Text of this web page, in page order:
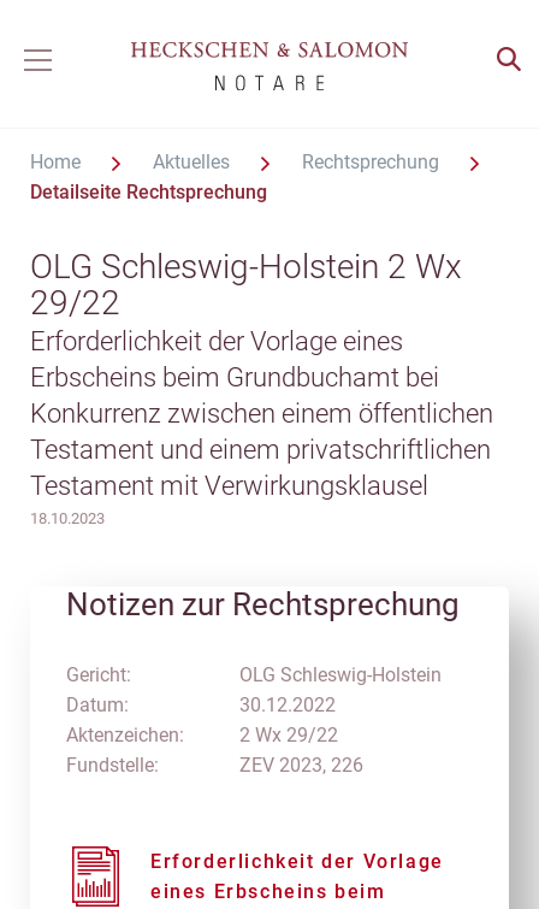
Home Aktuelles
Rechtsprechung
Detailseite Rechtsprechung
OLG Schleswig-Holstein 2 Wx
29/22
Erforderlichkeit der Vorlage eines
Erbscheins beim Grundbuchamt bei
Konkurrenz zwischen einem öffentlichen
Testament und einem privatschriftlichen
Testament mit Verwirkungsklausel
18.10.2023
Notizen zur Rechtsprechung
Gericht:
Datum:
Aktenzeichen:
Fundstelle:
OLG Schleswig-Holstein
30.12.2022
2 Wx 29/22
ZEV 2023, 226
Erforderlichkeit der Vorlage
eines Erbscheins beim